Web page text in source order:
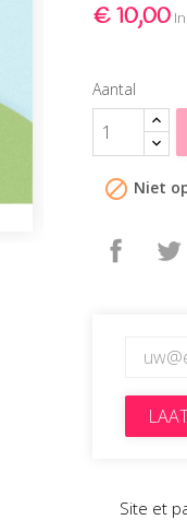
€ 10,00
Aantal
 Niet
Delen
Site et